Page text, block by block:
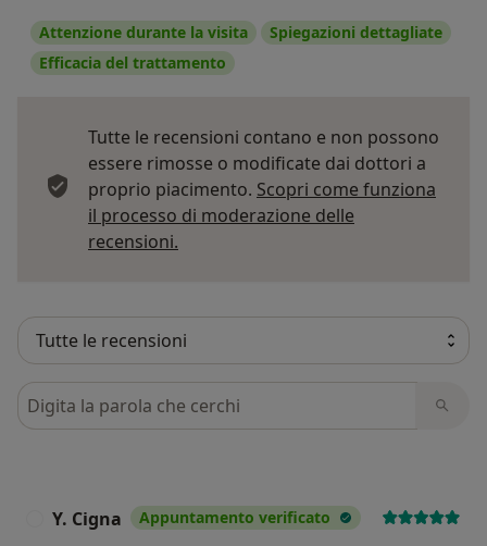
Attenzione durante la visita
Spiegazioni dettagliate
Efficacia del trattamento
Tutte le recensioni contano e non possono
essere rimosse o modificate dai dottori a
proprio piacimento. Scopri come funziona
il processo di moderazione delle
recensioni.
Cerca nelle recensioni
Y. Cigna Appuntamento verificato